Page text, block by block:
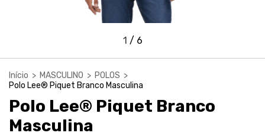
1 / 6
Início > MASCULINO > POLOS >
Polo Lee® Piquet Branco Masculina
Polo Lee® Piquet Branco
Masculina